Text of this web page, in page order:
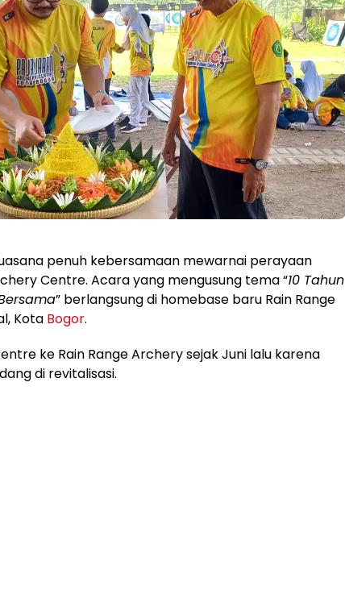
penuh kebersamaan mewarnai perayaan
Centre. Acara yang mengusung tema “10 Tahun
” berlangsung di homebase baru Rain Range
Kota Bogor.
ke Rain Range Archery sejak Juni lalu karena
di revitalisasi.